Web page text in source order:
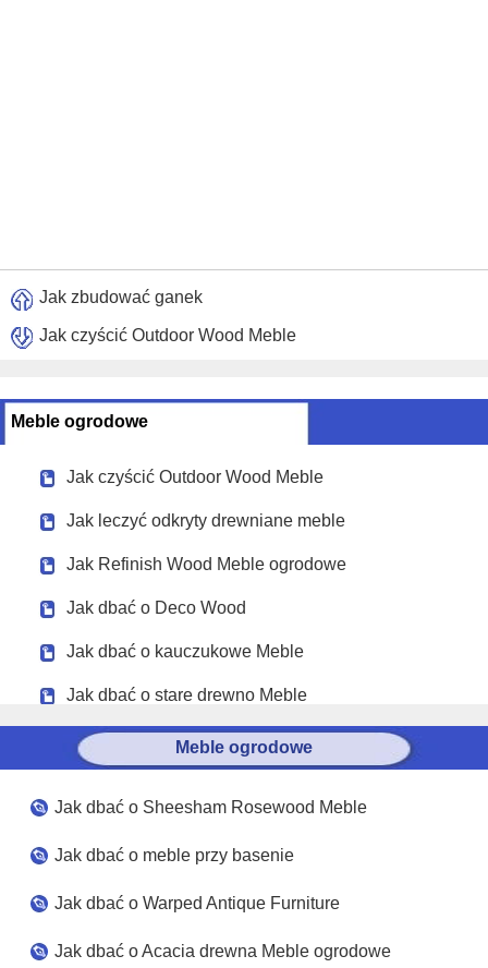
Jak zbudować ganek
Jak czyścić Outdoor Wood Meble
Meble ogrodowe
Jak czyścić Outdoor Wood Meble
Jak leczyć odkryty drewniane meble
Jak Refinish Wood Meble ogrodowe
Jak dbać o Deco Wood
Jak dbać o kauczukowe Meble
Jak dbać o stare drewno Meble
Meble ogrodowe
Jak dbać o Sheesham Rosewood Meble
Jak dbać o meble przy basenie
Jak dbać o Warped Antique Furniture
Jak dbać o Acacia drewna Meble ogrodowe